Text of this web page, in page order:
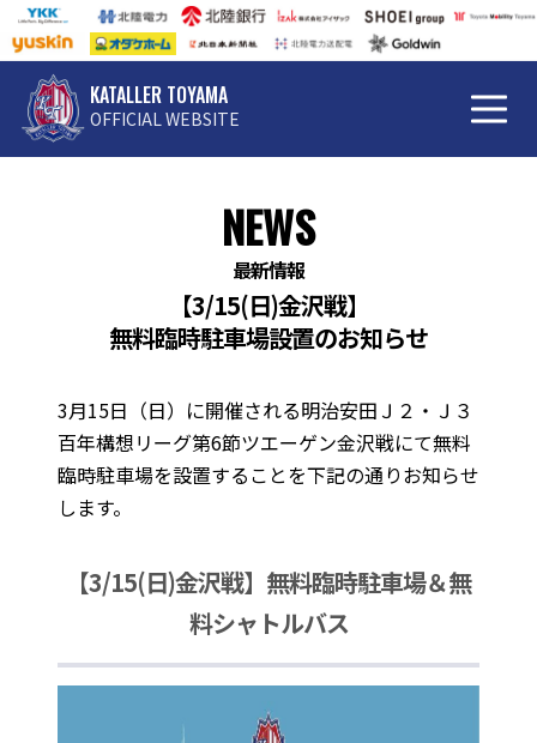
KATALLER TOYAMA
OFFICIAL WEBSITE
NEWS
最新情報
【3/15(日)金沢戦】
無料臨時駐車場設置のお知らせ
3月15日（日）に開催される明治安田Ｊ２・Ｊ３
百年構想リーグ第6節ツエーゲン金沢戦にて無料
臨時駐車場を設置することを下記の通りお知らせ
します。
【3/15(日)金沢戦】無料臨時駐車場＆無
料シャトルバス